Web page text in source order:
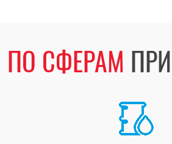
ПО СФЕРАМ